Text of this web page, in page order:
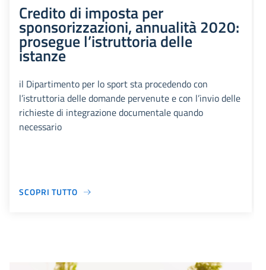
Credito di imposta per
sponsorizzazioni, annualità 2020:
prosegue l’istruttoria delle
istanze
il Dipartimento per lo sport sta procedendo con
l’istruttoria delle domande pervenute e con l’invio delle
richieste di integrazione documentale quando
necessario
SCOPRI TUTTO